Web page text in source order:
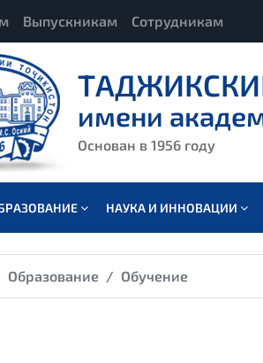
Выпускникам Сотрудникам
имени
Основан в 1956 году
НАУКА И ИННОВАЦИИ
Образование Обучение